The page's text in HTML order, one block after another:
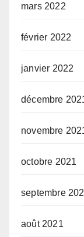
mars 2022
février 2022
janvier 2022
décembre
novembre
octobre 2021
septembre
août 2021